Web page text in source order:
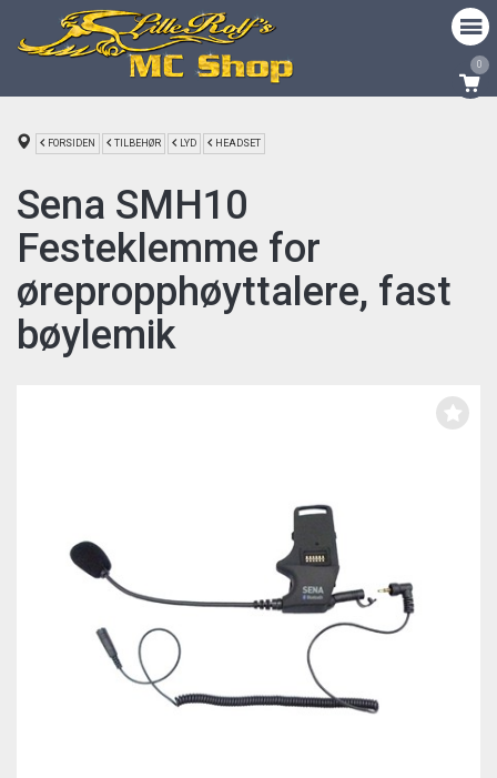
0
FORSIDEN TILBEHØR LYD HEADSET
Sena SMH10
Festeklemme for
ørepropphøyttalere, fast
bøylemik